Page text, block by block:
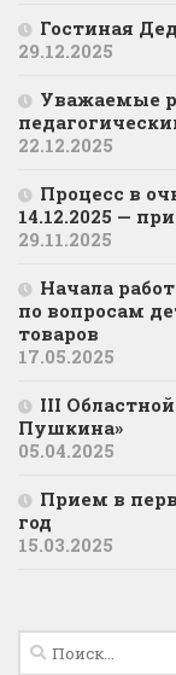
Гостиная
29.12.2025
Уважаемые
22.12.2025
Процесс в
14.12.2025 —
29.11.2025
Начала
по вопросам
товаров
17.05.2025
III
Пушкина»
05.04.2025
Прием в
год
15.03.2025
Найти: